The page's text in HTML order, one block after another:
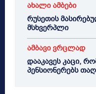
ახალი ამბები
რუსეთის
მსხვერპლი
ამბავი ვრცლად
დააკავეს კაცი,
პენსიონერებს